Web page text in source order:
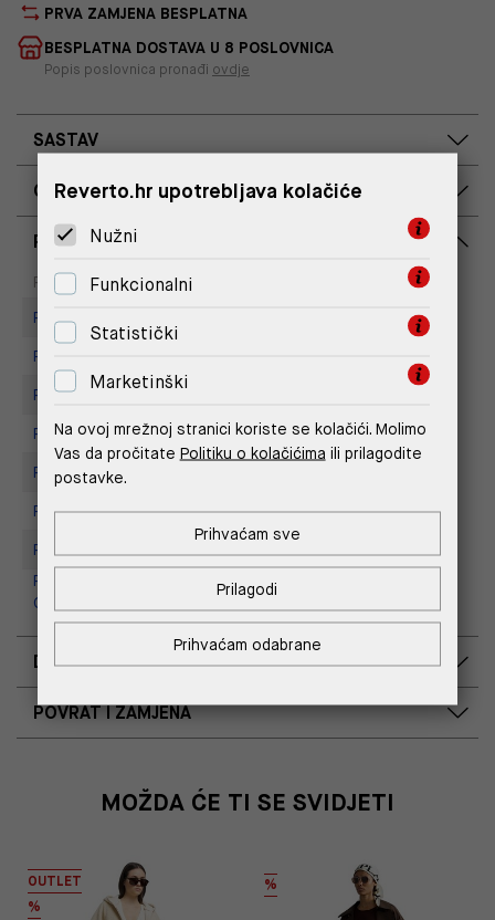
PRVA ZAMJENA BESPLATNA
BESPLATNA DOSTAVA U 8 POSLOVNICA
Popis poslovnica pronađi ovdje
SASTAV
OPIS PROIZVODA
RASPOLOŽIVOST PO POSLOVNICAMA
Poslovnica
Na upit
Replay store, Arena centar
Replay Store, Mall of Split
Replay store, Tower Centar
Replay Store, City Center One
Replay Outlet Store, Split
Replay Store, Joker Centar
Replay Store, Supernova Zadar
Replay Outlet Store, Designer
Outlet Croatia
DOSTAVA
POVRAT I ZAMJENA
MOŽDA ĆE TI SE SVIDJETI
OUTLET
%
%
Reverto.hr upotrebljava kolačiće
Nužni
Funkcionalni
Statistički
Marketinški
Na ovoj mrežnoj stranici koriste se kolačići. Molimo
Vas da pročitate Politiku o kolačićima ili prilagodite
postavke.
Prihvaćam odabrane
Prilagodi
Prihvaćam sve